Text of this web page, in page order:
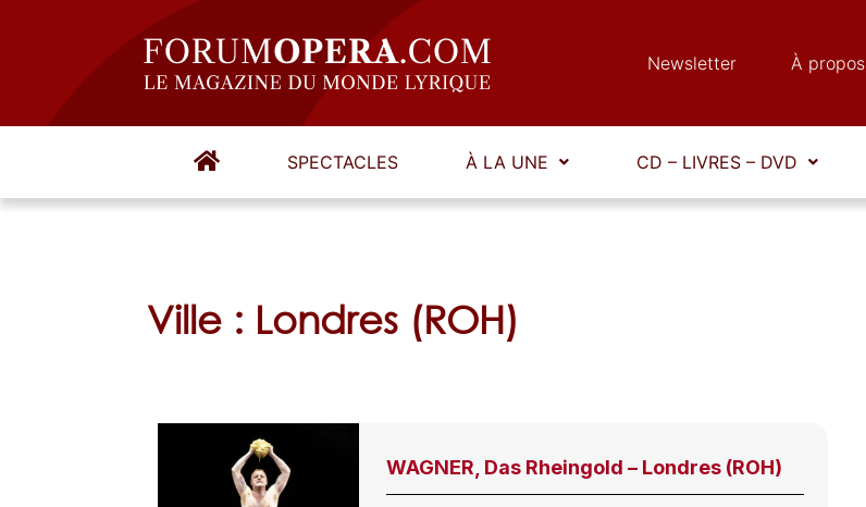
Newsletter À propos
SPECTACLES À LA UNE CD – LIVRES – DVD
Ville : Londres (ROH)
WAGNER, Das Rheingold – Londres (ROH)